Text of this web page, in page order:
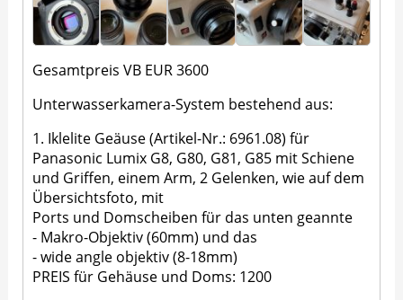
Gesamtpreis VB EUR 3600
Unterwasserkamera-System bestehend aus:
1. Iklelite Geäuse (Artikel-Nr.: 6961.08) für
Panasonic Lumix G8, G80, G81, G85 mit Schiene
und Griffen, einem Arm, 2 Gelenken, wie auf dem
Übersichtsfoto, mit
Ports und Domscheiben für das unten geannte
- Makro-Objektiv (60mm) und das
- wide angle objektiv (8-18mm)
PREIS für Gehäuse und Doms: 1200